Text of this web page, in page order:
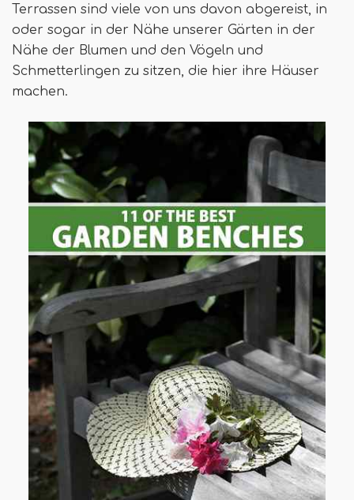
Terrassen sind viele von uns davon abgereist, in
oder sogar in der Nähe unserer Gärten in der
Nähe der Blumen und den Vögeln und
Schmetterlingen zu sitzen, die hier ihre Häuser
machen.